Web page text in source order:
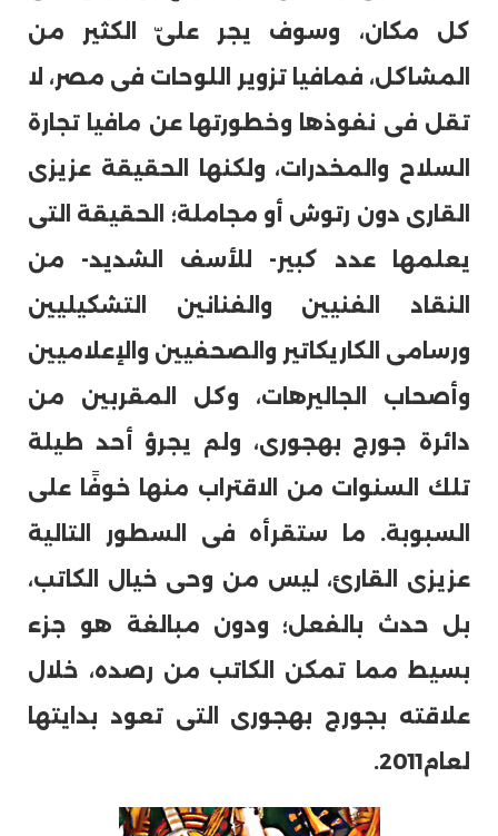
كل مكان، وسوف يجر علىّ الكثير من
المشاكل، فمافيا تزوير اللوحات فى مصر، لا
تقل فى نفوذها وخطورتها عن مافيا تجارة
السلاح والمخدرات، ولكنها الحقيقة عزيزى
القارى دون رتوش أو مجاملة؛ الحقيقة التى
يعلمها عدد كبير- للأسف الشديد- من
النقاد الفنيين والفنانين التشكيليين
ورسامى الكاريكاتير والصحفيين والإعلاميين
وأصحاب الجاليرهات، وكل المقربين من
دائرة جورج بهجورى، ولم يجرؤ أحد طيلة
تلك السنوات من الاقتراب منها خوفًا على
السبوبة. ما ستقرأه فى السطور التالية
عزيزى القارئ، ليس من وحى خيال الكاتب،
بل حدث بالفعل؛ ودون مبالغة هو جزء
بسيط مما تمكن الكاتب من رصده، خلال
علاقته بجورج بهجورى التى تعود بدايتها
لعام2011.